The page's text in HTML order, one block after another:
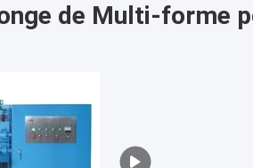
de Multi-forme